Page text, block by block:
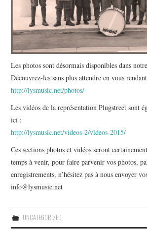
Les photos sont désormais disponibles dans
Découvrez-les sans plus attendre en vous
http://lysmusic.net/photos/
Les vidéos de la représentation Plugstreet sont
ici :
http://lysmusic.net/videos-2/videos-2015/
Ces sections photos et vidéos seront
temps à venir, pour faire parvenir vos photos,
enregistrements, n’hésitez pas à nous envoyer
info@lysmusic.net
UNCATEGORIZED